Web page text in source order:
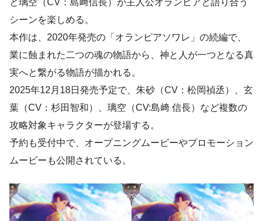
と璃空（CV：島﨑信長）が主人公オランピアと語り合う
シーンを楽しめる。
本作は、2020年発売の「オランピアソワレ」の続編で、
業に蝕まれた二つの魂の物語から、神と人が一つとなる真
実へと繋がる物語が描かれる。
2025年12月18日発売予定で、朱砂（CV：松岡禎丞）、玄
葉（CV：杉田智和）、璃空（CV:島﨑 信長）など複数の
攻略対象キャラクターが登場する。
予約も受付中で、オープニングムービーやプロモーション
ムービーも公開されている。